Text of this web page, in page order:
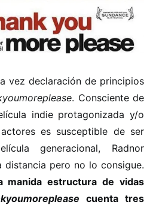
vez declaración de principios
. Consciente de
indie protagonizada y/o
es susceptible de ser
generacional, Radnor
distancia pero no lo consigue.
manida estructura de vidas
cuenta tres